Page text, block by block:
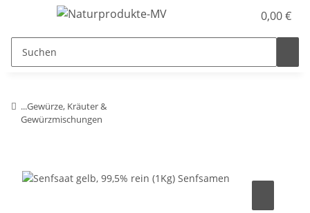
0,00 €
...Gewürze, Kräuter &
Gewürzmischungen